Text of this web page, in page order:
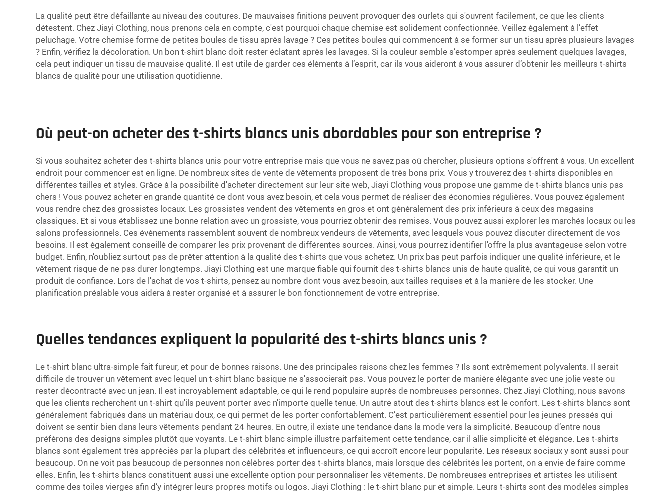
La qualité peut être défaillante au niveau des coutures. De mauvaises finitions peuvent provoquer des ourlets qui s'ouvrent facilement, ce que les clients
détestent. Chez Jiayi Clothing, nous prenons cela en compte, c'est pourquoi chaque chemise est solidement confectionnée. Veillez également à l’effet
peluchage. Votre chemise forme de petites boules de tissu après lavage ? Ces petites boules qui commencent à se former sur un tissu après plusieurs lavages
? Enfin, vérifiez la décoloration. Un bon t-shirt blanc doit rester éclatant après les lavages. Si la couleur semble s’estomper après seulement quelques lavages,
cela peut indiquer un tissu de mauvaise qualité. Il est utile de garder ces éléments à l’esprit, car ils vous aideront à vous assurer d’obtenir les meilleurs t-shirts
blancs de qualité pour une utilisation quotidienne.
Où peut-on acheter des t-shirts blancs unis abordables pour son entreprise ?
Si vous souhaitez acheter des t-shirts blancs unis pour votre entreprise mais que vous ne savez pas où chercher, plusieurs options s'offrent à vous. Un excellent
endroit pour commencer est en ligne. De nombreux sites de vente de vêtements proposent de très bons prix. Vous y trouverez des t-shirts disponibles en
différentes tailles et styles. Grâce à la possibilité d'acheter directement sur leur site web, Jiayi Clothing vous propose une gamme de t-shirts blancs unis pas
chers ! Vous pouvez acheter en grande quantité ce dont vous avez besoin, et cela vous permet de réaliser des économies régulières. Vous pouvez également
vous rendre chez des grossistes locaux. Les grossistes vendent des vêtements en gros et ont généralement des prix inférieurs à ceux des magasins
classiques. Et si vous établissez une bonne relation avec un grossiste, vous pourriez obtenir des remises. Vous pouvez aussi explorer les marchés locaux ou les
salons professionnels. Ces événements rassemblent souvent de nombreux vendeurs de vêtements, avec lesquels vous pouvez discuter directement de vos
besoins. Il est également conseillé de comparer les prix provenant de différentes sources. Ainsi, vous pourrez identifier l'offre la plus avantageuse selon votre
budget. Enfin, n'oubliez surtout pas de prêter attention à la qualité des t-shirts que vous achetez. Un prix bas peut parfois indiquer une qualité inférieure, et le
vêtement risque de ne pas durer longtemps. Jiayi Clothing est une marque fiable qui fournit des t-shirts blancs unis de haute qualité, ce qui vous garantit un
produit de confiance. Lors de l'achat de vos t-shirts, pensez au nombre dont vous avez besoin, aux tailles requises et à la manière de les stocker. Une
planification préalable vous aidera à rester organisé et à assurer le bon fonctionnement de votre entreprise.
Quelles tendances expliquent la popularité des t-shirts blancs unis ?
Le t-shirt blanc ultra-simple fait fureur, et pour de bonnes raisons. Une des principales raisons chez les femmes ? Ils sont extrêmement polyvalents. Il serait
difficile de trouver un vêtement avec lequel un t-shirt blanc basique ne s'associerait pas. Vous pouvez le porter de manière élégante avec une jolie veste ou
rester décontracté avec un jean. Il est incroyablement adaptable, ce qui le rend populaire auprès de nombreuses personnes. Chez Jiayi Clothing, nous savons
que les clients recherchent un t-shirt qu'ils peuvent porter avec n'importe quelle tenue. Un autre atout des t-shirts blancs est le confort. Les t-shirts blancs sont
généralement fabriqués dans un matériau doux, ce qui permet de les porter confortablement. C’est particulièrement essentiel pour les jeunes pressés qui
doivent se sentir bien dans leurs vêtements pendant 24 heures. En outre, il existe une tendance dans la mode vers la simplicité. Beaucoup d’entre nous
préférons des designs simples plutôt que voyants. Le t-shirt blanc simple illustre parfaitement cette tendance, car il allie simplicité et élégance. Les t-shirts
blancs sont également très appréciés par la plupart des célébrités et influenceurs, ce qui accroît encore leur popularité. Les réseaux sociaux y sont aussi pour
beaucoup. On ne voit pas beaucoup de personnes non célèbres porter des t-shirts blancs, mais lorsque des célébrités les portent, on a envie de faire comme
elles. Enfin, les t-shirts blancs constituent aussi une excellente option pour personnaliser les vêtements. De nombreuses entreprises et artistes les utilisent
comme des toiles vierges afin d’y intégrer leurs propres motifs ou logos. Jiayi Clothing : le t-shirt blanc pur et simple. Leurs t-shirts sont des modèles simples